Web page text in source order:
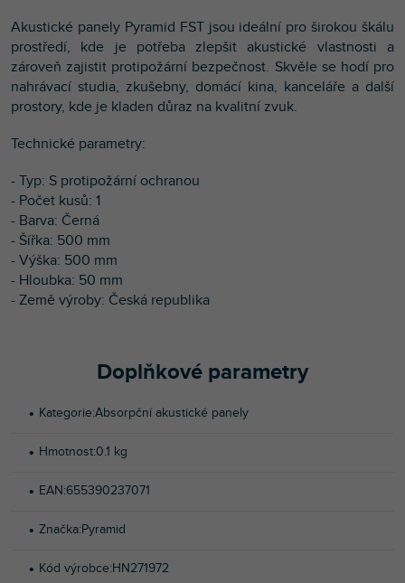
Akustické panely Pyramid FST jsou ideální pro širokou škálu
prostředí, kde je potřeba zlepšit akustické vlastnosti a
zároveň zajistit protipožární bezpečnost. Skvěle se hodí pro
nahrávací studia, zkušebny, domácí kina, kanceláře a další
prostory, kde je kladen důraz na kvalitní zvuk.
Technické parametry:
- Typ: S protipožární ochranou
- Počet kusů: 1
- Barva: Černá
- Šířka: 500 mm
- Výška: 500 mm
- Hloubka: 50 mm
- Země výroby: Česká republika
Doplňkové parametry
Kategorie:Absorpční akustické panely
Hmotnost:0.1 kg
EAN:655390237071
Značka:Pyramid
Kód výrobce:HN271972